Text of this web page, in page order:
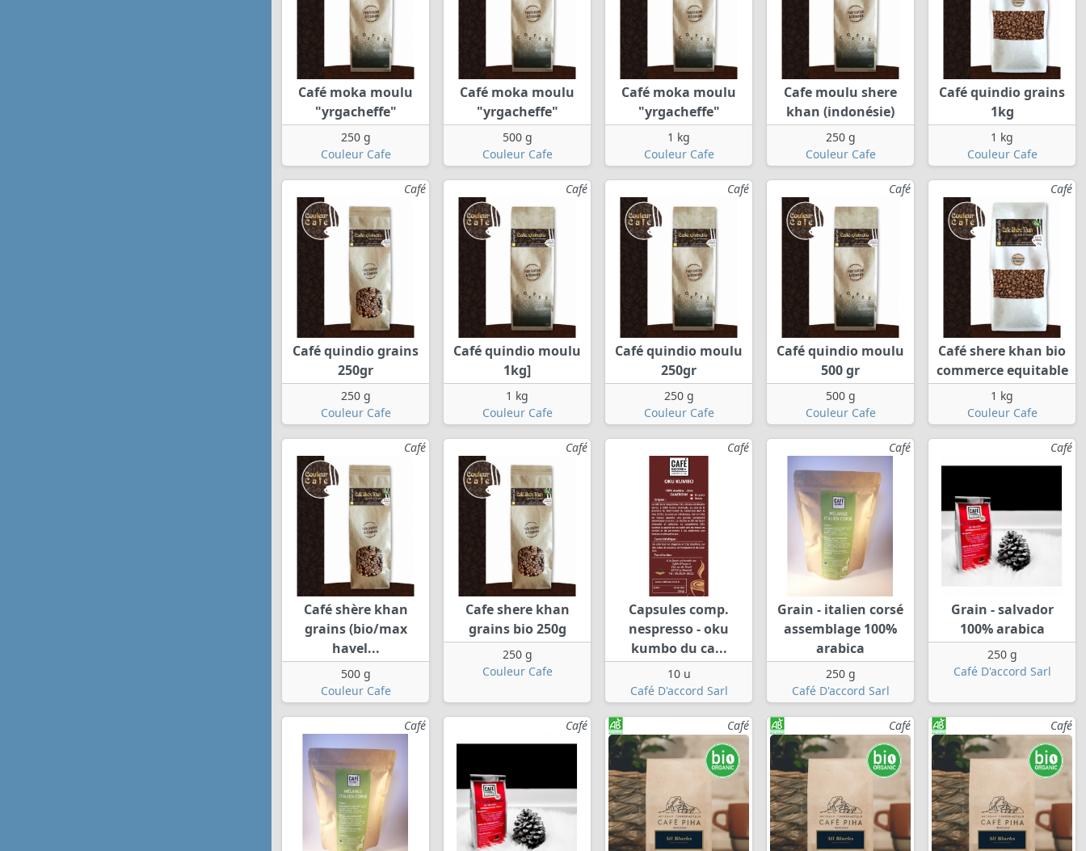
Café moka moulu
"yrgacheffe"
250 g
Couleur Cafe
Café moka moulu
"yrgacheffe"
500 g
Couleur Cafe
Café moka moulu
"yrgacheffe"
1 kg
Couleur Cafe
Cafe moulu shere
khan (indonésie)
250 g
Couleur Cafe
Café quindio grains
1kg
1 kg
Couleur Cafe
Café
Café quindio grains
250gr
250 g
Couleur Cafe
Café
Café quindio moulu
1kg]
1 kg
Couleur Cafe
Café
Café quindio moulu
250gr
250 g
Couleur Cafe
Café
Café quindio moulu
500 gr
500 g
Couleur Cafe
Café
Café shere khan bio
commerce equitable
1 kg
Couleur Cafe
Café
Café shère khan
grains (bio/max
havel...
500 g
Couleur Cafe
Café
Cafe shere khan
grains bio 250g
250 g
Couleur Cafe
Café
Capsules comp.
nespresso - oku
kumbo du ca...
10 u
Café D'accord Sarl
Café
Grain - italien corsé
assemblage 100%
arabica
250 g
Café D'accord Sarl
Café
Grain - salvador
100% arabica
250 g
Café D'accord Sarl
Café Café Café Café Café